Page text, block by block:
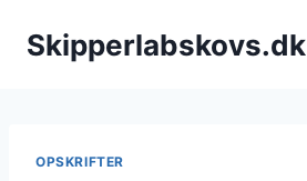
Skipperlabskovs.dk
OPSKRIFTER